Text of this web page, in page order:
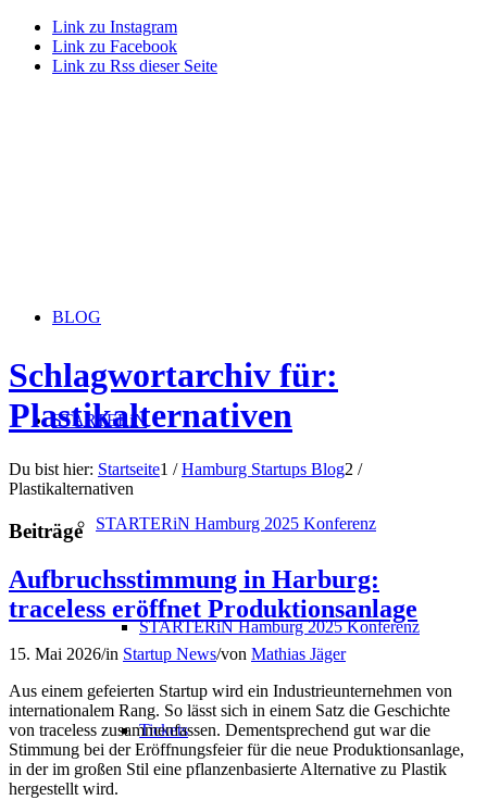
Link zu Instagram
Link zu Facebook
Link zu Rss dieser Seite
BLOG
STARTERiN
STARTERiN Hamburg 2025 Konferenz
STARTERiN Hamburg 2025 Konferenz
Tickets
Schlagwortarchiv für:
Plastikalternativen
Du bist hier: Startseite1 / Hamburg Startups Blog2 /
Plastikalternativen
Beiträge
Aufbruchsstimmung in Harburg:
traceless eröffnet Produktionsanlage
15. Mai 2026/in Startup News/von Mathias Jäger
Aus einem gefeierten Startup wird ein Industrieunternehmen von
internationalem Rang. So lässt sich in einem Satz die Geschichte
von traceless zusammenfassen. Dementsprechend gut war die
Stimmung bei der Eröffnungsfeier für die neue Produktionsanlage,
in der im großen Stil eine pflanzenbasierte Alternative zu Plastik
hergestellt wird.